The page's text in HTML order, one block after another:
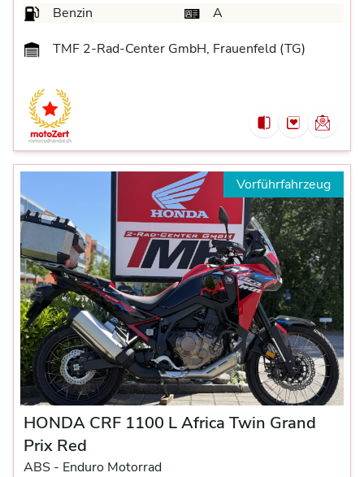
Benzin
A
TMF 2-Rad-Center GmbH, Frauenfeld (TG)
Vorführfahrzeug
HONDA CRF 1100 L Africa Twin Grand
Prix Red
ABS - Enduro Motorrad